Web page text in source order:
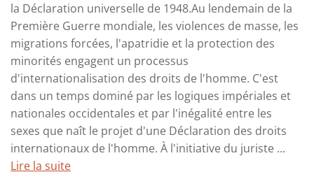
la Déclaration universelle de 1948.Au lendemain de la
Première Guerre mondiale, les violences de masse, les
migrations forcées, l'apatridie et la protection des
minorités engagent un processus
d'internationalisation des droits de l'homme. C'est
dans un temps dominé par les logiques impériales et
nationales occidentales et par l'inégalité entre les
sexes que naît le projet d'une Déclaration des droits
internationaux de l'homme. À l'initiative du juriste ...
Lire la suite